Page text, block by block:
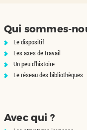
Qui sommes-
Le dispositif
Les axes de travail
Un peu d'histoire
Le réseau des bibliothèques
Avec qui ?